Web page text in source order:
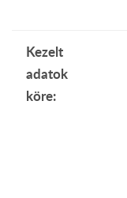
Kezelt
adatok
köre: